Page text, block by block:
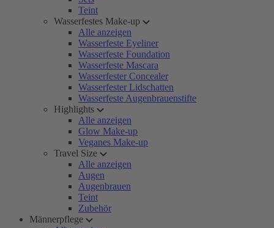
Teint
Wasserfestes Make-up
Alle anzeigen
Wasserfeste Eyeliner
Wasserfeste Foundation
Wasserfeste Mascara
Wasserfester Concealer
Wasserfester Lidschatten
Wasserfeste Augenbrauenstifte
Highlights
Alle anzeigen
Glow Make-up
Veganes Make-up
Travel Size
Alle anzeigen
Augen
Augenbrauen
Teint
Zubehör
Männerpflege